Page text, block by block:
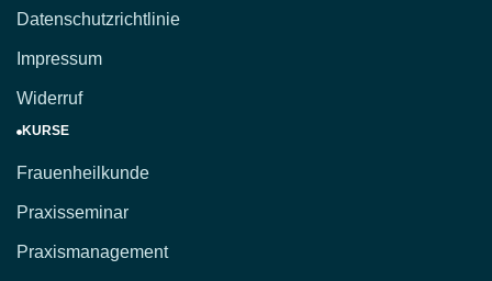
Datenschutzrichtlinie
Impressum
Widerruf
KURSE
Frauenheilkunde
Praxisseminar
Praxismanagement